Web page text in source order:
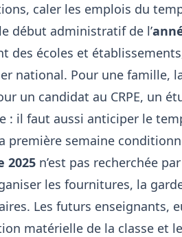
caler les emplois du
début administratif de l’
écoles et
national. Pour une famille,
un candidat au CRPE, un
: il faut aussi anticiper le
première semaine
2025 n’est pas recherchée
les fournitures, la
Les futurs enseignants,
matérielle de la classe et